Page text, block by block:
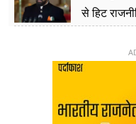
से हिट